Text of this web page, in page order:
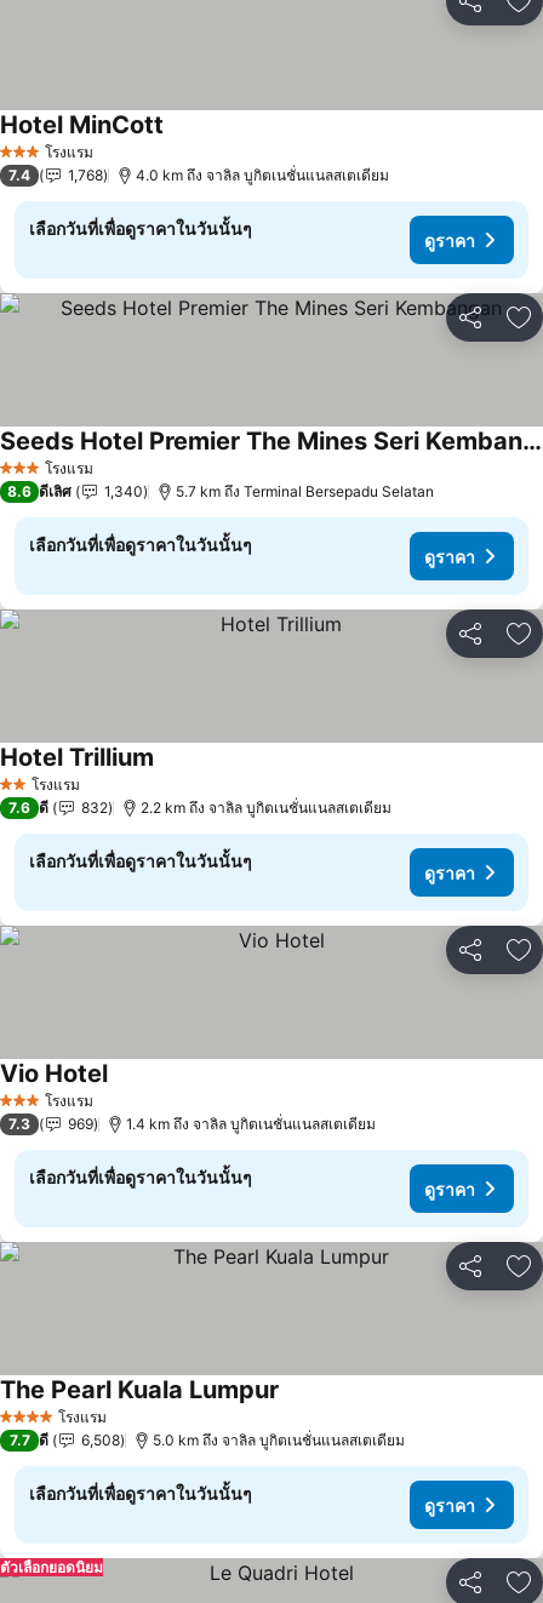
แชร์ เ
3 ดาว โรงแรม
Hotel MinCott
7.4 1,768 4.0 km ถึง จาลิล บูกิตเนชั่นแนลสเตเดียม
เลือกวันที่เพื่อดูราคาในวันนั้นๆ
ดูราคา
แชร์ เ
3 ดาว โรงแรม
Seeds Hotel Premier The Mines Seri Kembangan
ดูราคา
8.6 ดีเลิศ 1,340 5.7 km ถึง Terminal Bersepadu Selatan
เลือกวันที่เพื่อดูราคาในวันนั้นๆ
ดูราคา
แชร์ เ
2 ดาวโรงแรม
Hotel Trillium
7.6 ดี 832 2.2 km ถึง จาลิล บูกิตเนชั่นแนลสเตเดียม
เลือกวันที่เพื่อดูราคาในวันนั้นๆ
ดูราคา
แชร์ เ
3 ดาว โรงแรม
Vio Hotelดูราคา
7.3 969 1.4 km ถึง จาลิล บูกิตเนชั่นแนลสเตเดียม
เลือกวันที่เพื่อดูราคาในวันนั้นๆ
ดูราคา
แชร์ เ
4 ดาว โรงแรม
The Pearl Kuala Lumpur
7.7 ดี 6,508 5.0 km ถึง จาลิล บูกิตเนชั่นแนลสเตเดียม
เลือกวันที่เพื่อดูราคาในวันนั้นๆ
ดูราคา
แชร์ เ
ตัวเลือกยอดนิยม